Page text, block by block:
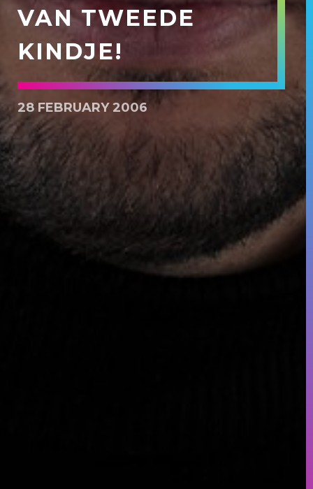
VAN TWEEDE
KINDJE!
28 FEBRUARY 2006